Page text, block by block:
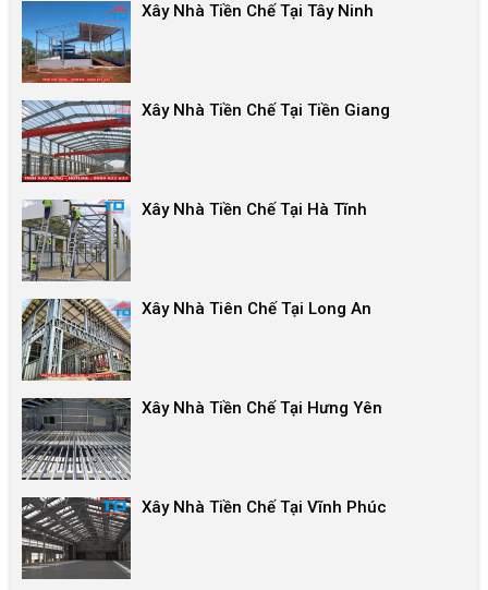
Xây Nhà Tiền Chế Tại Tây Ninh
Xây Nhà Tiền Chế Tại Tiền Giang
Xây Nhà Tiền Chế Tại Hà Tĩnh
Xây Nhà Tiên Chế Tại Long An
Xây Nhà Tiền Chế Tại Hưng Yên
Xây Nhà Tiền Chế Tại Vĩnh Phúc